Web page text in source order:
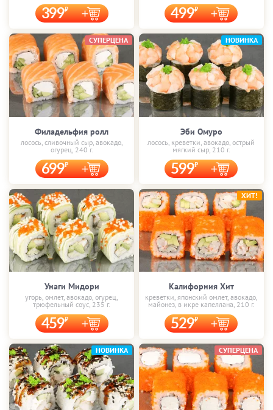
399 499
Филадельфия ролл
лосось, сливочный сыр, авокадо,
огурец, 240 г.
699
СУПЕРЦЕНА
Эби Омуро
лосось, креветки, авокадо, острый
мягкий сыр, 210 г.
599
НОВИНКА
Унаги Мидори
угорь, омлет, авокадо, огурец,
трюфельный соус, 235 г.
459
Калифорния Хит
креветки, японский омлет, авокадо,
майонез, в икре капеллана, 210 г.
529
ХИТ!
НОВИНКА СУПЕРЦЕНА